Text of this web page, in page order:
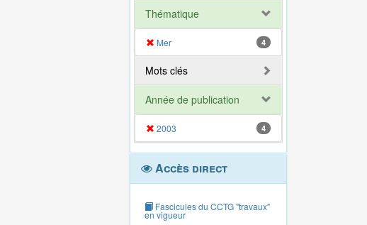
Thématique
Mer 4
Mots clés
Année de publication
2003 4
Accès direct
Fascicules du CCTG "travaux"
en vigueur